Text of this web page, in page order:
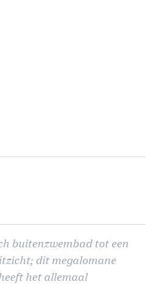
buitenzwembad tot een
dit megalomane
het allemaal